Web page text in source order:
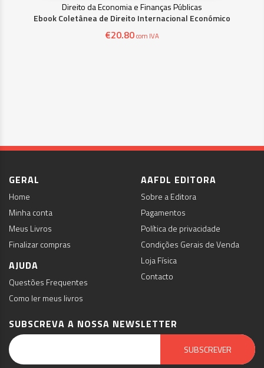
Direito da Economia e Finanças Públicas
Ebook Coletânea de Direito Internacional Económico
€20.80com IVA
GERAL
Home
Minha conta
Meus Livros
Finalizar compras
AJUDA
Questões Frequentes
Como ler meus livros
AAFDL EDITORA
Sobre a Editora
Pagamentos
Política de privacidade
Condições Gerais de Venda
Loja Física
Contacto
SUBSCREVA A NOSSA NEWSLETTER
SUBSCREVER
Email Marketing by E-goi